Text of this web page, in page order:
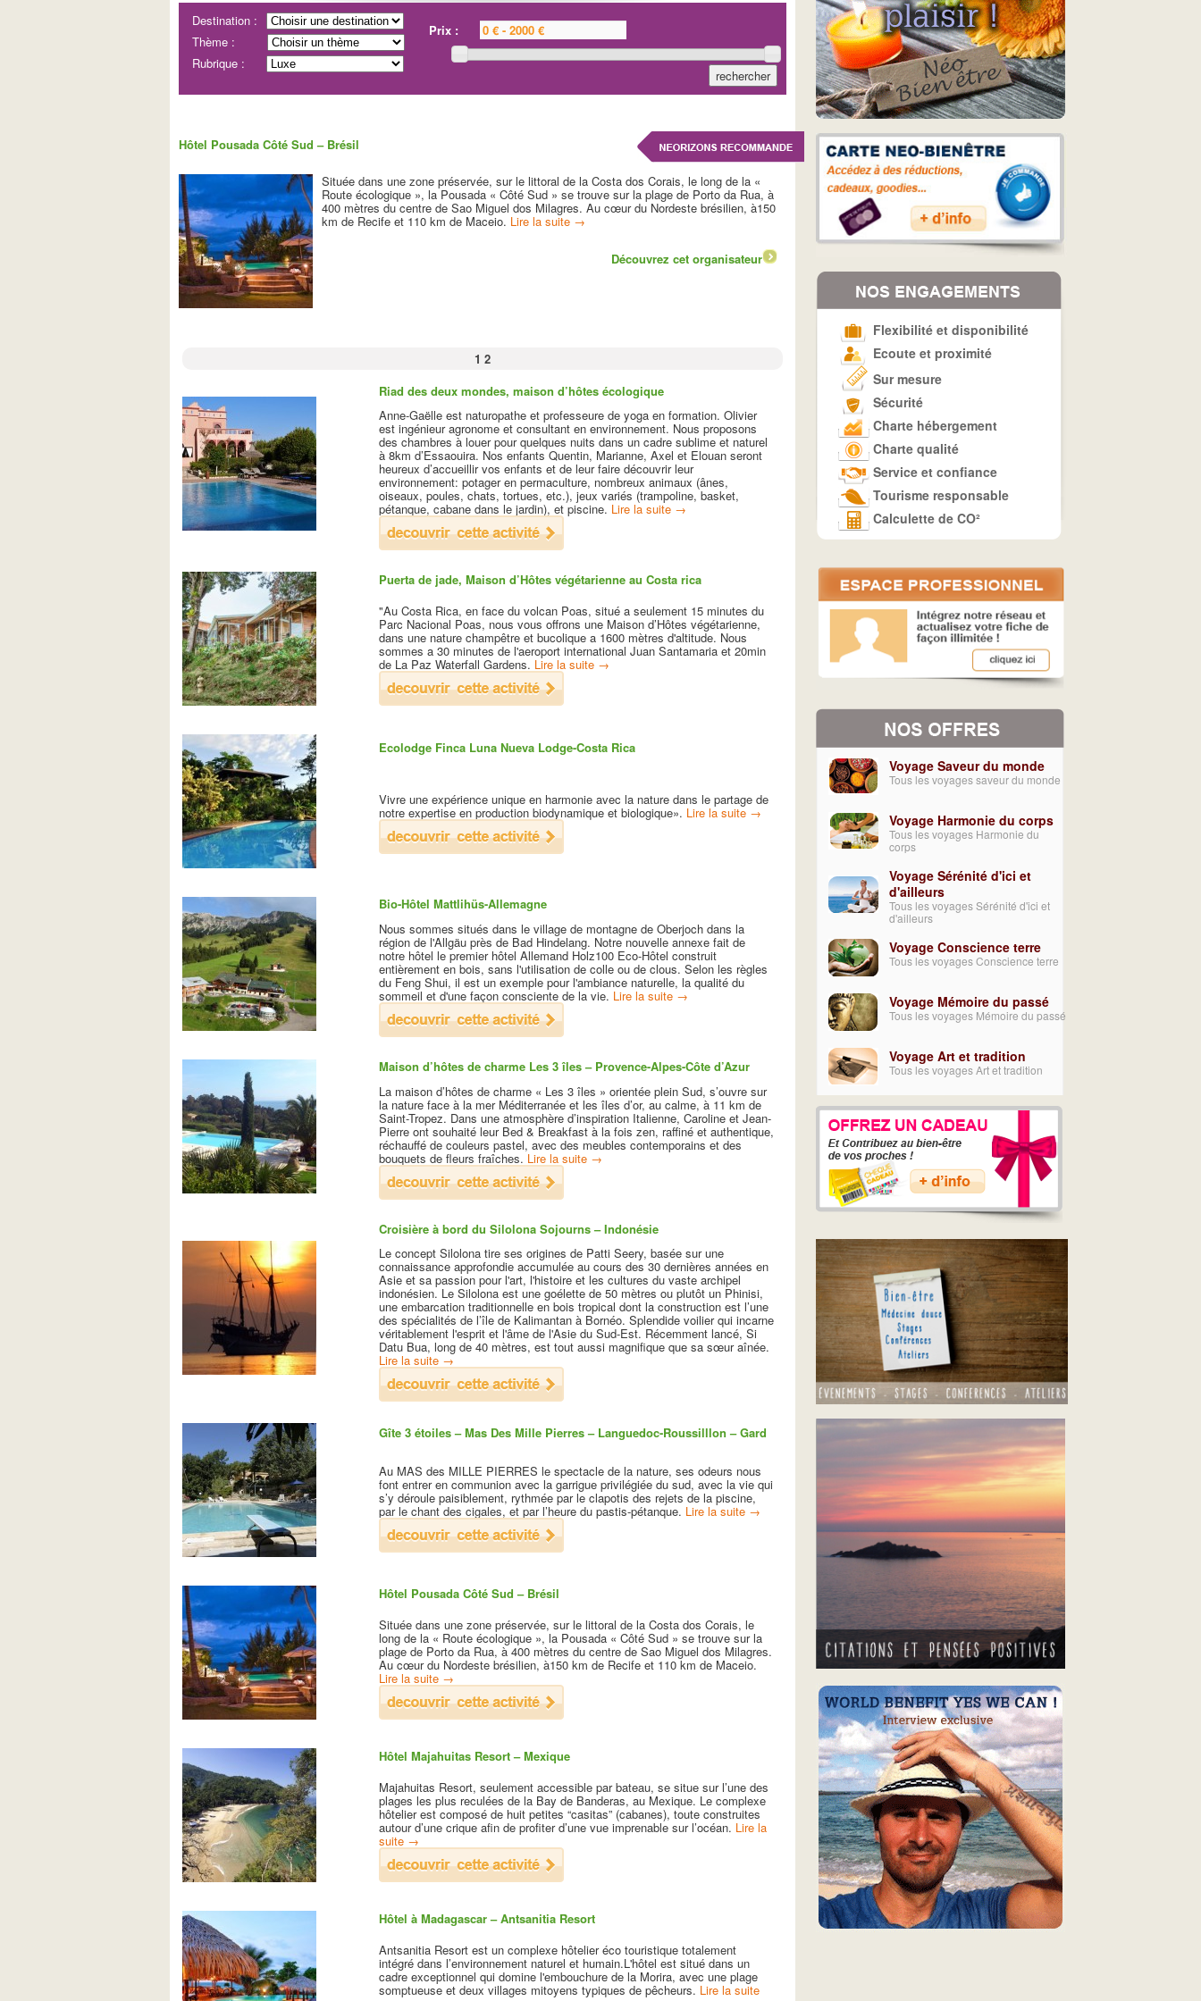
Prix :
Destination :
Thème :
Rubrique :
Hôtel Pousada Côté Sud – Brésil
Située dans une zone préservée, sur le littoral de la Costa dos Corais, le long de la «
Route écologique », la Pousada « Côté Sud » se trouve sur la plage de Porto da Rua, à
400 mètres du centre de Sao Miguel dos Milagres. Au cœur du Nordeste brésilien, à150
km de Recife et 110 km de Maceio. Lire la suite →
Découvrez cet organisateur
1 2
Riad des deux mondes, maison d’hôtes écologique
Anne-Gaëlle est naturopathe et professeure de yoga en formation. Olivier
est ingénieur agronome et consultant en environnement. Nous proposons
des chambres à louer pour quelques nuits dans un cadre sublime et naturel
à 8km d’Essaouira. Nos enfants Quentin, Marianne, Axel et Elouan seront
heureux d’accueillir vos enfants et de leur faire découvrir leur
environnement: potager en permaculture, nombreux animaux (ânes,
oiseaux, poules, chats, tortues, etc.), jeux variés (trampoline, basket,
pétanque, cabane dans le jardin), et piscine. Lire la suite →
Puerta de jade, Maison d’Hôtes végétarienne au Costa rica
"Au Costa Rica, en face du volcan Poas, situé a seulement 15 minutes du
Parc Nacional Poas, nous vous offrons une Maison d’Hôtes végétarienne,
dans une nature champêtre et bucolique a 1600 mètres d'altitude. Nous
sommes a 30 minutes de l'aeroport international Juan Santamaria et 20min
de La Paz Waterfall Gardens. Lire la suite →
Ecolodge Finca Luna Nueva Lodge-Costa Rica
Vivre une expérience unique en harmonie avec la nature dans le partage de
notre expertise en production biodynamique et biologique». Lire la suite →
Bio-Hôtel Mattlihüs-Allemagne
Nous sommes situés dans le village de montagne de Oberjoch dans la
région de l'Allgäu près de Bad Hindelang. Notre nouvelle annexe fait de
notre hôtel le premier hôtel Allemand Holz100 Eco-Hôtel construit
entièrement en bois, sans l'utilisation de colle ou de clous. Selon les règles
du Feng Shui, il est un exemple pour l'ambiance naturelle, la qualité du
sommeil et d'une façon consciente de la vie. Lire la suite →
Maison d’hôtes de charme Les 3 îles – Provence-Alpes-Côte d’Azur
La maison d’hôtes de charme « Les 3 îles » orientée plein Sud, s’ouvre sur
la nature face à la mer Méditerranée et les îles d’or, au calme, à 11 km de
Saint-Tropez. Dans une atmosphère d’inspiration Italienne, Caroline et Jean-
Pierre ont souhaité leur Bed & Breakfast à la fois zen, raffiné et authentique,
réchauffé de couleurs pastel, avec des meubles contemporains et des
bouquets de fleurs fraîches. Lire la suite →
Croisière à bord du Silolona Sojourns – Indonésie
Le concept Silolona tire ses origines de Patti Seery, basée sur une
connaissance approfondie accumulée au cours des 30 dernières années en
Asie et sa passion pour l'art, l'histoire et les cultures du vaste archipel
indonésien. Le Silolona est une goélette de 50 mètres ou plutôt un Phinisi,
une embarcation traditionnelle en bois tropical dont la construction est l’une
des spécialités de l’île de Kalimantan à Bornéo. Splendide voilier qui incarne
véritablement l'esprit et l'âme de l'Asie du Sud-Est. Récemment lancé, Si
Datu Bua, long de 40 mètres, est tout aussi magnifique que sa sœur aînée.
Lire la suite →
Gîte 3 étoiles – Mas Des Mille Pierres – Languedoc-Roussilllon – Gard
Au MAS des MILLE PIERRES le spectacle de la nature, ses odeurs nous
font entrer en communion avec la garrigue privilégiée du sud, avec la vie qui
s’y déroule paisiblement, rythmée par le clapotis des rejets de la piscine,
par le chant des cigales, et par l’heure du pastis-pétanque. Lire la suite →
Hôtel Pousada Côté Sud – Brésil
Située dans une zone préservée, sur le littoral de la Costa dos Corais, le
long de la « Route écologique », la Pousada « Côté Sud » se trouve sur la
plage de Porto da Rua, à 400 mètres du centre de Sao Miguel dos Milagres.
Au cœur du Nordeste brésilien, à150 km de Recife et 110 km de Maceio.
Lire la suite →
Hôtel Majahuitas Resort – Mexique
Majahuitas Resort, seulement accessible par bateau, se situe sur l’une des
plages les plus reculées de la Bay de Banderas, au Mexique. Le complexe
hôtelier est composé de huit petites “casitas” (cabanes), toute construites
autour d’une crique afin de profiter d’une vue imprenable sur l’océan. Lire la
suite →
Hôtel à Madagascar – Antsanitia Resort
Antsanitia Resort est un complexe hôtelier éco touristique totalement
intégré dans l’environnement naturel et humain.L'hôtel est situé dans un
cadre exceptionnel qui domine l'embouchure de la Morira, avec une plage
somptueuse et deux villages mitoyens typiques de pêcheurs. Lire la suite
Flexibilité et disponibilité
Ecoute et proximité
Sur mesure
Sécurité
Charte hébergement
Charte qualité
Service et confiance
Tourisme responsable
Calculette de CO²
Voyage Saveur du monde
Tous les voyages saveur du monde
Voyage Harmonie du corps
Tous les voyages Harmonie du
corps
Voyage Sérénité d'ici et
d'ailleurs
Tous les voyages Sérénité d'ici et
d'ailleurs
Voyage Conscience terre
Tous les voyages Conscience terre
Voyage Mémoire du passé
Tous les voyages Mémoire du passé
Voyage Art et tradition
Tous les voyages Art et tradition